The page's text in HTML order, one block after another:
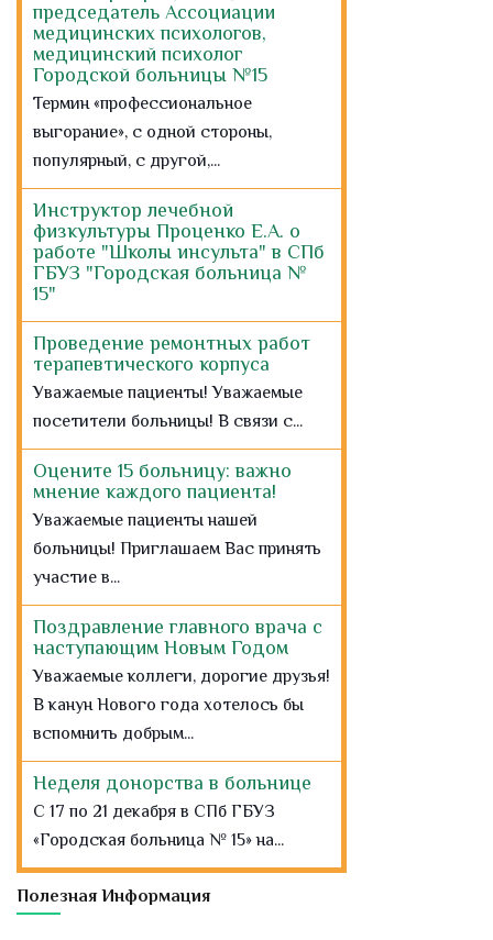
председатель Ассоциации
медицинских психологов,
медицинский психолог
Городской больницы №15
Термин «профессиональное
выгорание», с одной стороны,
популярный, с другой,...
Инструктор лечебной
физкультуры Проценко Е.А. о
работе "Школы инсульта" в СПб
ГБУЗ "Городская больница №
15"
Проведение ремонтных работ
терапевтического корпуса
Уважаемые пациенты! Уважаемые
посетители больницы! В связи с...
Оцените 15 больницу: важно
мнение каждого пациента!
Уважаемые пациенты нашей
больницы! Приглашаем Вас принять
участие в...
Поздравление главного врача с
наступающим Новым Годом
Уважаемые коллеги, дорогие друзья!
В канун Нового года хотелось бы
вспомнить добрым...
Неделя донорства в больнице
С 17 по 21 декабря в СПб ГБУЗ
«Городская больница № 15» на...
На 6-м отделении челюстно-
лицевой хирургии городской
Полезная Информация